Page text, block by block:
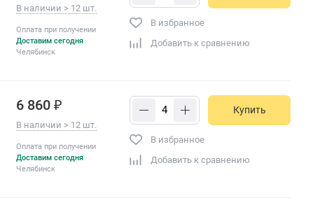
В наличии > 12 шт.
Оплата при получении
Доставим сегодня
Челябинск
В избранное
Добавить к сравнению
6 860 ₽
В наличии > 12 шт.
Оплата при получении
Доставим сегодня
Челябинск
Купить
В избранное
Добавить к сравнению